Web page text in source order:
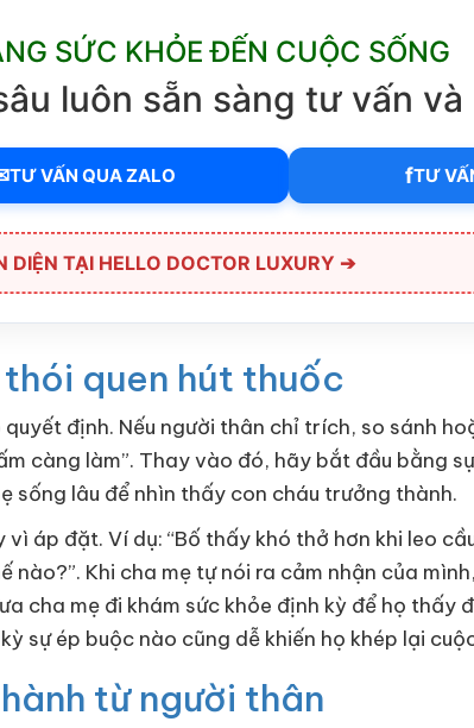
SỨC KHỎE ĐẾN CUỘC SỐNG
luôn sẵn sàng tư vấn
TƯ VẤN QUA ZALO fTƯ
DIỆN TẠI HELLO DOCTOR LUXURY ➔
quen hút thuốc
định. Nếu người thân chỉ trích, so sánh
càng làm”. Thay vào đó, hãy bắt đầu bằng
sống lâu để nhìn thấy con cháu trưởng thành.
áp đặt. Ví dụ: “Bố thấy khó thở hơn khi leo
nào?”. Khi cha mẹ tự nói ra cảm nhận của
cha mẹ đi khám sức khỏe định kỳ để họ thấy
sự ép buộc nào cũng dễ khiến họ khép lại
từ người thân